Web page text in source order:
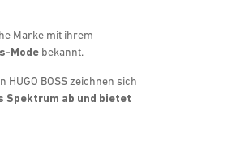
Marke mit ihrem
Mode bekannt.
HUGO BOSS zeichnen sich
Spektrum ab und bietet